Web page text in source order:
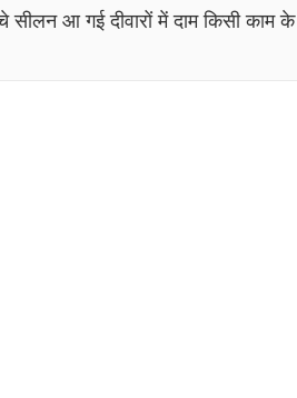
आ गई दीवारों में दाम किसी काम के